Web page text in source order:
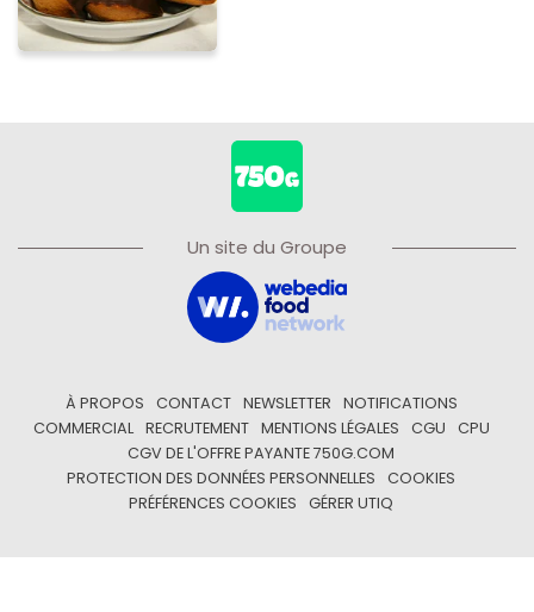
Un site du Groupe
À PROPOS CONTACT NEWSLETTER
NOTIFICATIONS
COMMERCIAL
RECRUTEMENT MENTIONS LÉGALES CGU
CPU
CGV DE L'OFFRE PAYANTE 750G.COM
PROTECTION DES DONNÉES PERSONNELLES
COOKIES
PRÉFÉRENCES COOKIES
GÉRER UTIQ